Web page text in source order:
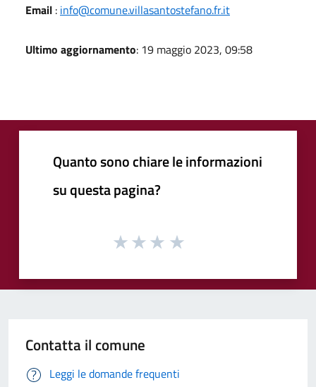
Email : info@comune.villasantostefano.fr.it
Ultimo aggiornamento: 19 maggio 2023, 09:58
Quanto sono chiare le informazioni
su questa pagina?
Contatta il comune
Leggi le domande frequenti